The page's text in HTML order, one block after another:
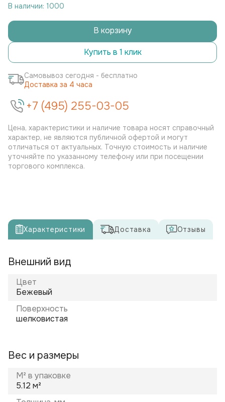
В наличии: 1000
В корзину
Купить в 1 клик
Самовывоз сегодня - бесплатно
Доставка за 4 часа
+7 (495) 255-03-05
Цена, характеристики и наличие товара носят справочный
характер, не являются публичной офертой и могут
отличаться от актуальных. Точную стоимость и наличие
уточняйте по указанному телефону или при посещении
торгового комплекса.
Характеристики Доставка Отзывы
Внешний вид
Цвет
Бежевый
Поверхность
шелковистая
Вес и размеры
М² в упаковке
5.12 м²